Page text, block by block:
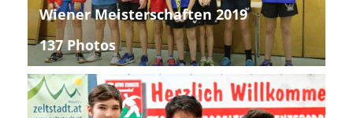
Wiener Meisterschaften 2019
137 Photos